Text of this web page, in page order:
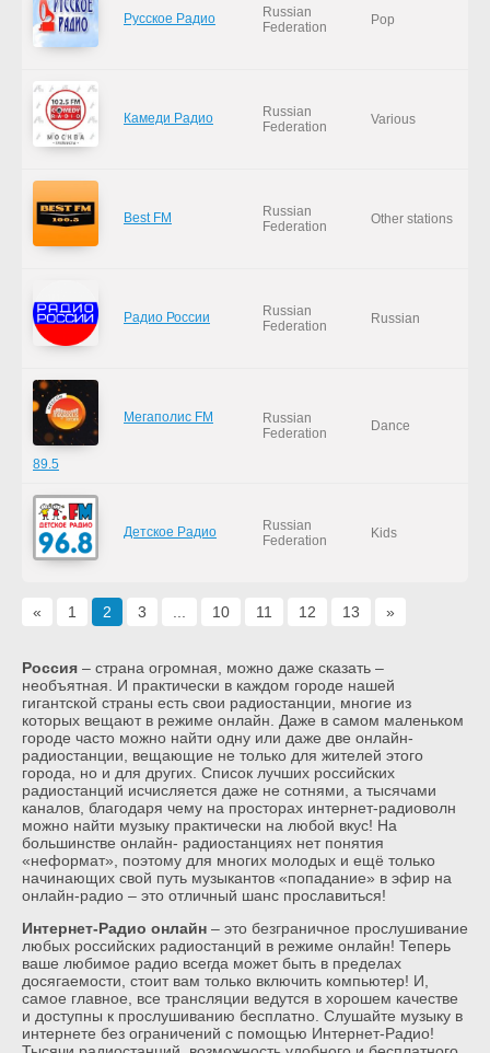
Русское Радио
Russian
Federation
Pop
Камеди Радио
Russian
Federation
Various
Best FM
Russian
Federation
Other stations
Радио России
Russian
Federation
Russian
Мегаполис FM
89.5
Russian
Federation
Dance
Детское Радио
Russian
Federation
Kids
« 1 2 3 10 11 12 13 »
Россия – страна огромная, можно даже сказать –
необъятная. И практически в каждом городе нашей
гигантской страны есть свои радиостанции, многие из
которых вещают в режиме онлайн. Даже в самом маленьком
городе часто можно найти одну или даже две онлайн-
радиостанции, вещающие не только для жителей этого
города, но и для других. Список лучших российских
радиостанций исчисляется даже не сотнями, а тысячами
каналов, благодаря чему на просторах интернет-радиоволн
можно найти музыку практически на любой вкус! На
большинстве онлайн- радиостанциях нет понятия
«неформат», поэтому для многих молодых и ещё только
начинающих свой путь музыкантов «попадание» в эфир на
онлайн-радио – это отличный шанс прославиться!
Интернет-Радио онлайн – это безграничное прослушивание
любых российских радиостанций в режиме онлайн! Теперь
ваше любимое радио всегда может быть в пределах
досягаемости, стоит вам только включить компьютер! И,
самое главное, все трансляции ведутся в хорошем качестве
и доступны к прослушиванию бесплатно. Слушайте музыку в
интернете без ограничений с помощью Интернет-Радио!